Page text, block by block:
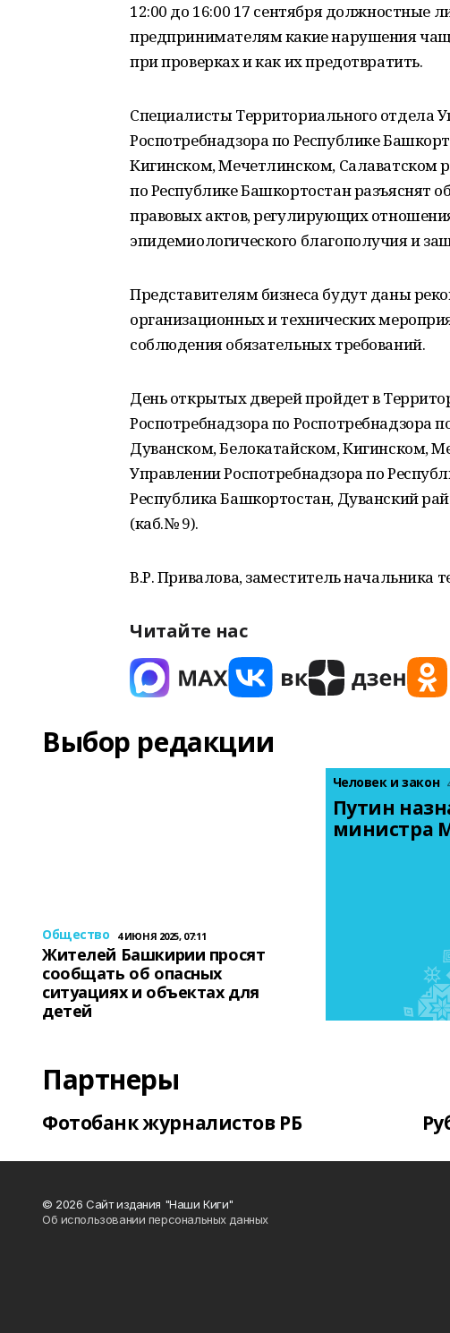
12:00 до 16:00 17 сентября должностные
предпринимателям какие нарушения
при проверках и как их предотвратить.
Специалисты Территориального отдела
Роспотребнадзора по Республике
Кигинском, Мечетлинском, Салаватском
по Республике Башкортостан разъяснят
правовых актов, регулирующих
эпидемиологического благополучия и
Представителям бизнеса будут даны
организационных и технических
соблюдения обязательных требований.
День открытых дверей пройдет в
Роспотребнадзора по Роспотребнадзора
Дуванском, Белокатайском, Кигинском,
Управлении Роспотребнадзора по
Республика Башкортостан, Дуванский
(каб.№ 9).
В.Р. Привалова, заместитель начальника
Читайте нас
Выбор редакции
Общество 4 ИЮНЯ 2025, 07:11
Жителей Башкирии просят
сообщать об опасных
ситуациях и объектах для
детей
Человек и закон
Путин
министра
Партнеры
Фотобанк журналистов РБ
© 2026 Сайт издания "Наши Киги"
Об использовании персональных данных